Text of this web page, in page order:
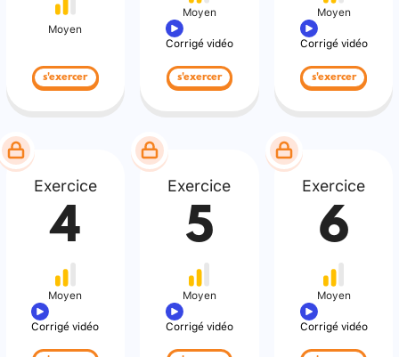
Moyen
s'exercer
Moyen
Corrigé vidéo
s'exercer
Moyen
Corrigé vidéo
s'exercer
Exercice
4
Moyen
Corrigé vidéo
Exercice
5
Moyen
Corrigé vidéo
Exercice
6
Moyen
Corrigé vidéo